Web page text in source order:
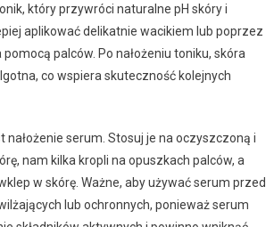
który przywróci naturalne pH skóry i
aplikować delikatnie wacikiem lub poprzez
palców. Po nałożeniu toniku, skóra
co wspiera skuteczność kolejnych
nałożenie serum. Stosuj je na oczyszczoną i
nam kilka kropli na opuszkach palców, a
w skórę. Ważne, aby używać serum przed
lub ochronnych, ponieważ serum